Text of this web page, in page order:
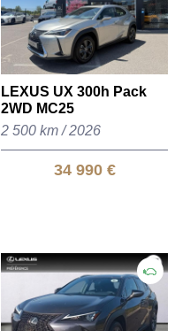
LEXUS UX 300h Pack
2WD MC25
2 500 km / 2026
34 990 €